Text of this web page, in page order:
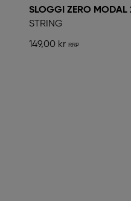
SLOGGI ZERO MODAL
STRING
149,00 kr